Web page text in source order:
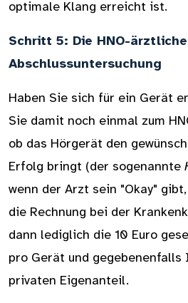
optimale Klang erreicht ist.
Schritt 5: Die HNO-ärztliche
Abschlussuntersuchung
Haben Sie sich für ein Gerät
Sie damit noch einmal zum
ob das Hörgerät den
Erfolg bringt (der sogenannte
wenn der Arzt sein "Okay"
die Rechnung bei der
dann lediglich die 10 Euro
pro Gerät und
privaten Eigenanteil.